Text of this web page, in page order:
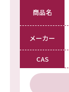
商品名
メーカー
CAS